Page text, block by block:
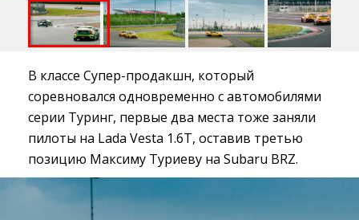
В классе Супер-продакшн, который
соревновался одновременно с автомобилями
серии Туринг, первые два места тоже заняли
пилоты на Lada Vesta 1.6T, оставив третью
позицию Максиму Туриеву на Subaru BRZ.